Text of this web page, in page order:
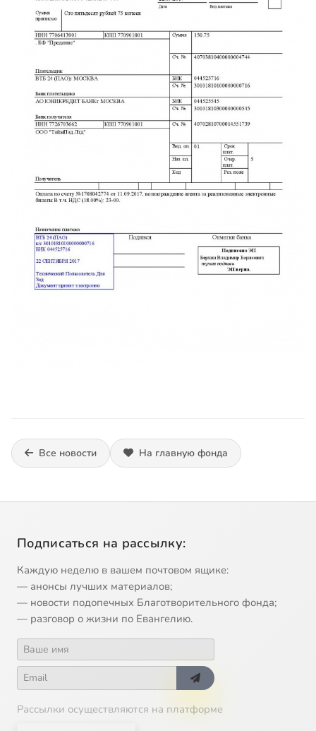
Все новости На главную фонда
Подписаться на рассылку:
Каждую неделю в вашем почтовом ящике:
— анонсы лучших материалов;
— новости подопечных Благотворительного фонда;
— разговор о жизни по Евангелию.
Рассылки осуществляются на платформе